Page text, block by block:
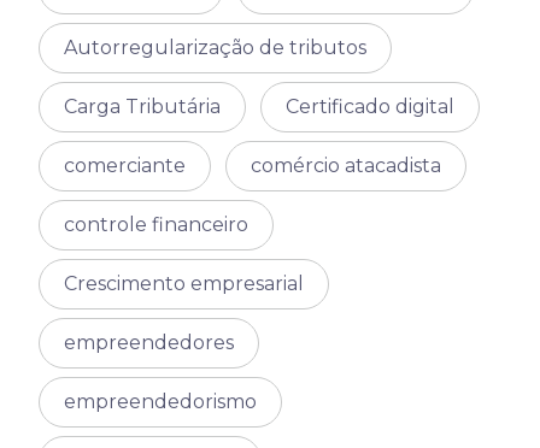
Autorregularização de tributos
Carga Tributária Certificado digital
comerciante comércio atacadista
controle financeiro
Crescimento empresarial
empreendedores
empreendedorismo